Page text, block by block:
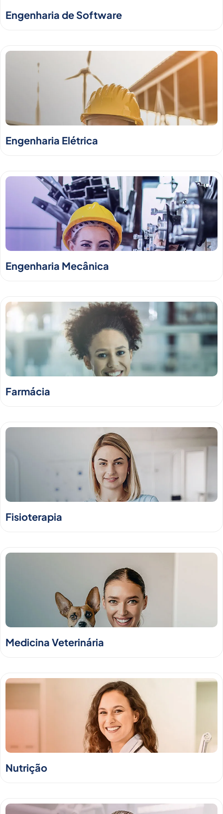
Engenharia de Software
Engenharia Elétrica
Engenharia Mecânica
Farmácia
Fisioterapia
Medicina Veterinária
Nutrição